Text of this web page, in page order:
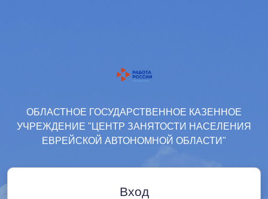
ОБЛАСТНОЕ ГОСУДАРСТВЕННОЕ КАЗЕННОЕ
УЧРЕЖДЕНИЕ "ЦЕНТР ЗАНЯТОСТИ НАСЕЛЕНИЯ
ЕВРЕЙСКОЙ АВТОНОМНОЙ ОБЛАСТИ"
Вход